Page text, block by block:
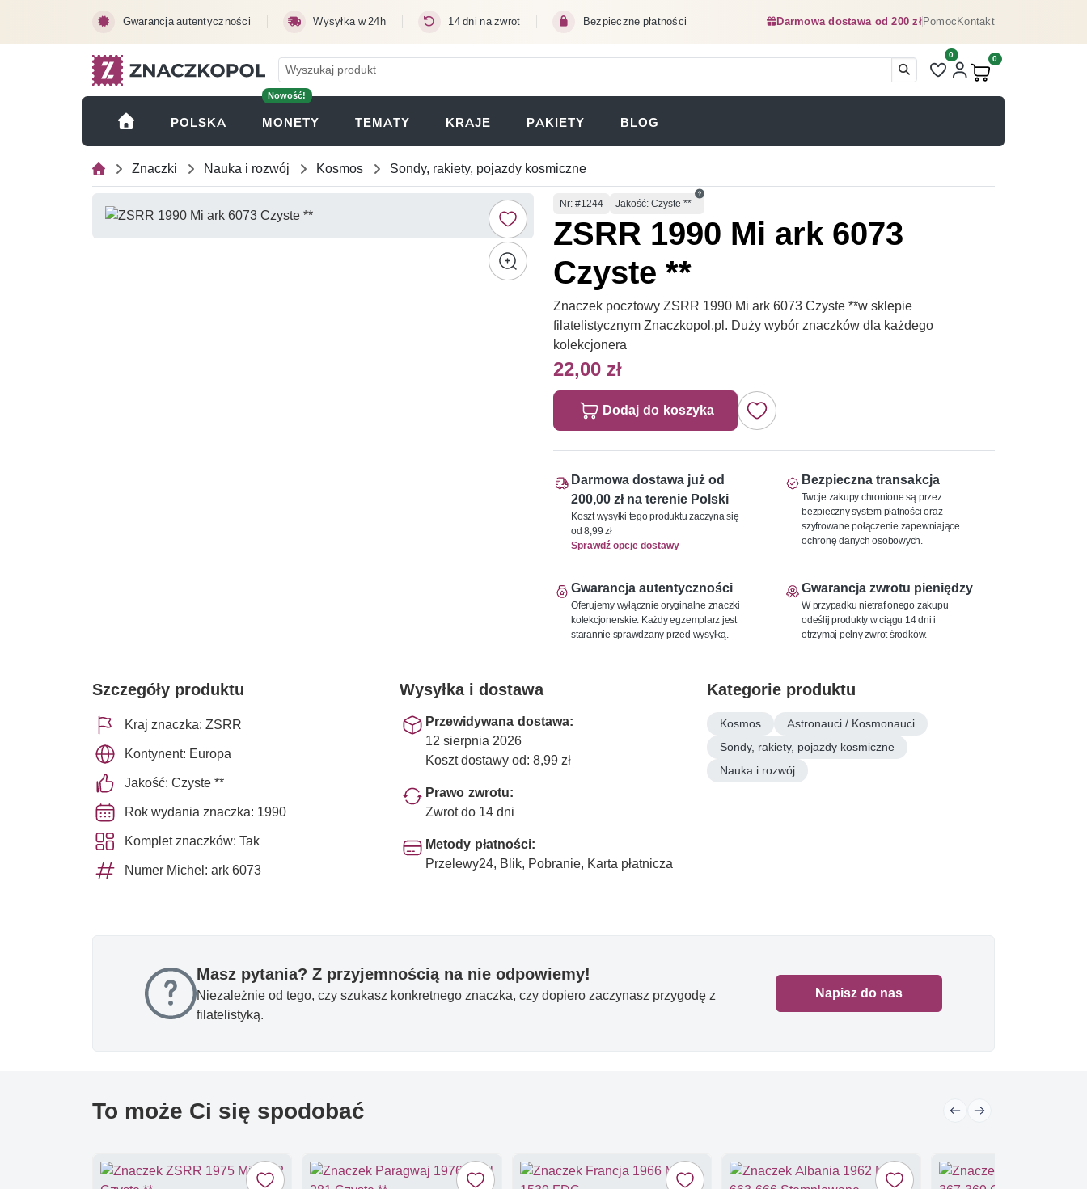
Gwarancja autentyczności Wysyłka w 24h 14 dni na zwrot Bezpieczne płatności Darmowa dostawa od 200 złPomocKontakt
Liczba pozycji na liście
0
Produkty w koszyku:
0
POLSKA
Nowość!
MONETY (OTWIERA SIĘ W NOWEJ KARCIE)
TEMATY KRAJE PAKIETY BLOG
Znaczki Nauka i rozwój Kosmos Sondy, rakiety, pojazdy kosmiczne
Numer
Nr: #1244 Jakość: Czyste **
ZSRR 1990 Mi ark 6073
Czyste **
Znaczek pocztowy ZSRR 1990 Mi ark 6073 Czyste **w sklepie
filatelistycznym Znaczkopol.pl. Duży wybór znaczków dla każdego
kolekcjonera
22,00 zł
Dodaj do koszyka
Darmowa dostawa już od
200,00 zł na terenie Polski
Koszt wysyłki tego produktu zaczyna się
od 8,99 zł
Sprawdź opcje dostawy
Bezpieczna transakcja
Twoje zakupy chronione są przez
bezpieczny system płatności oraz
szyfrowane połączenie zapewniające
ochronę danych osobowych.
Gwarancja autentyczności
Oferujemy wyłącznie oryginalne znaczki
kolekcjonerskie. Każdy egzemplarz jest
starannie sprawdzany przed wysyłką.
Gwarancja zwrotu pieniędzy
W przypadku nietrafionego zakupu
odeślij produkty w ciągu 14 dni i
otrzymaj pełny zwrot środków.
Szczegóły produktu
Kraj znaczka: ZSRR
Kontynent: Europa
Jakość: Czyste **
Rok wydania znaczka: 1990
Komplet znaczków: Tak
Numer Michel: ark 6073
Wysyłka i dostawa
Przewidywana dostawa:
12 sierpnia 2026
Koszt dostawy od: 8,99 zł
Prawo zwrotu:
Zwrot do 14 dni
Metody płatności:
Przelewy24, Blik, Pobranie, Karta płatnicza
Kategorie produktu
Kosmos
Astronauci / Kosmonauci
Sondy, rakiety, pojazdy kosmiczne
Nauka i rozwój
Masz pytania? Z przyjemnością na nie odpowiemy!
Niezależnie od tego, czy szukasz konkretnego znaczka, czy dopiero zaczynasz przygodę z
filatelistyką.
Napisz do nas
To może Ci się spodobać